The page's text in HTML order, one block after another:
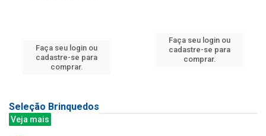
Faça seu login ou
cadastre-se para
comprar.
Faça seu login ou
cadastre-se para
comprar.
Seleção Brinquedos
Veja mais